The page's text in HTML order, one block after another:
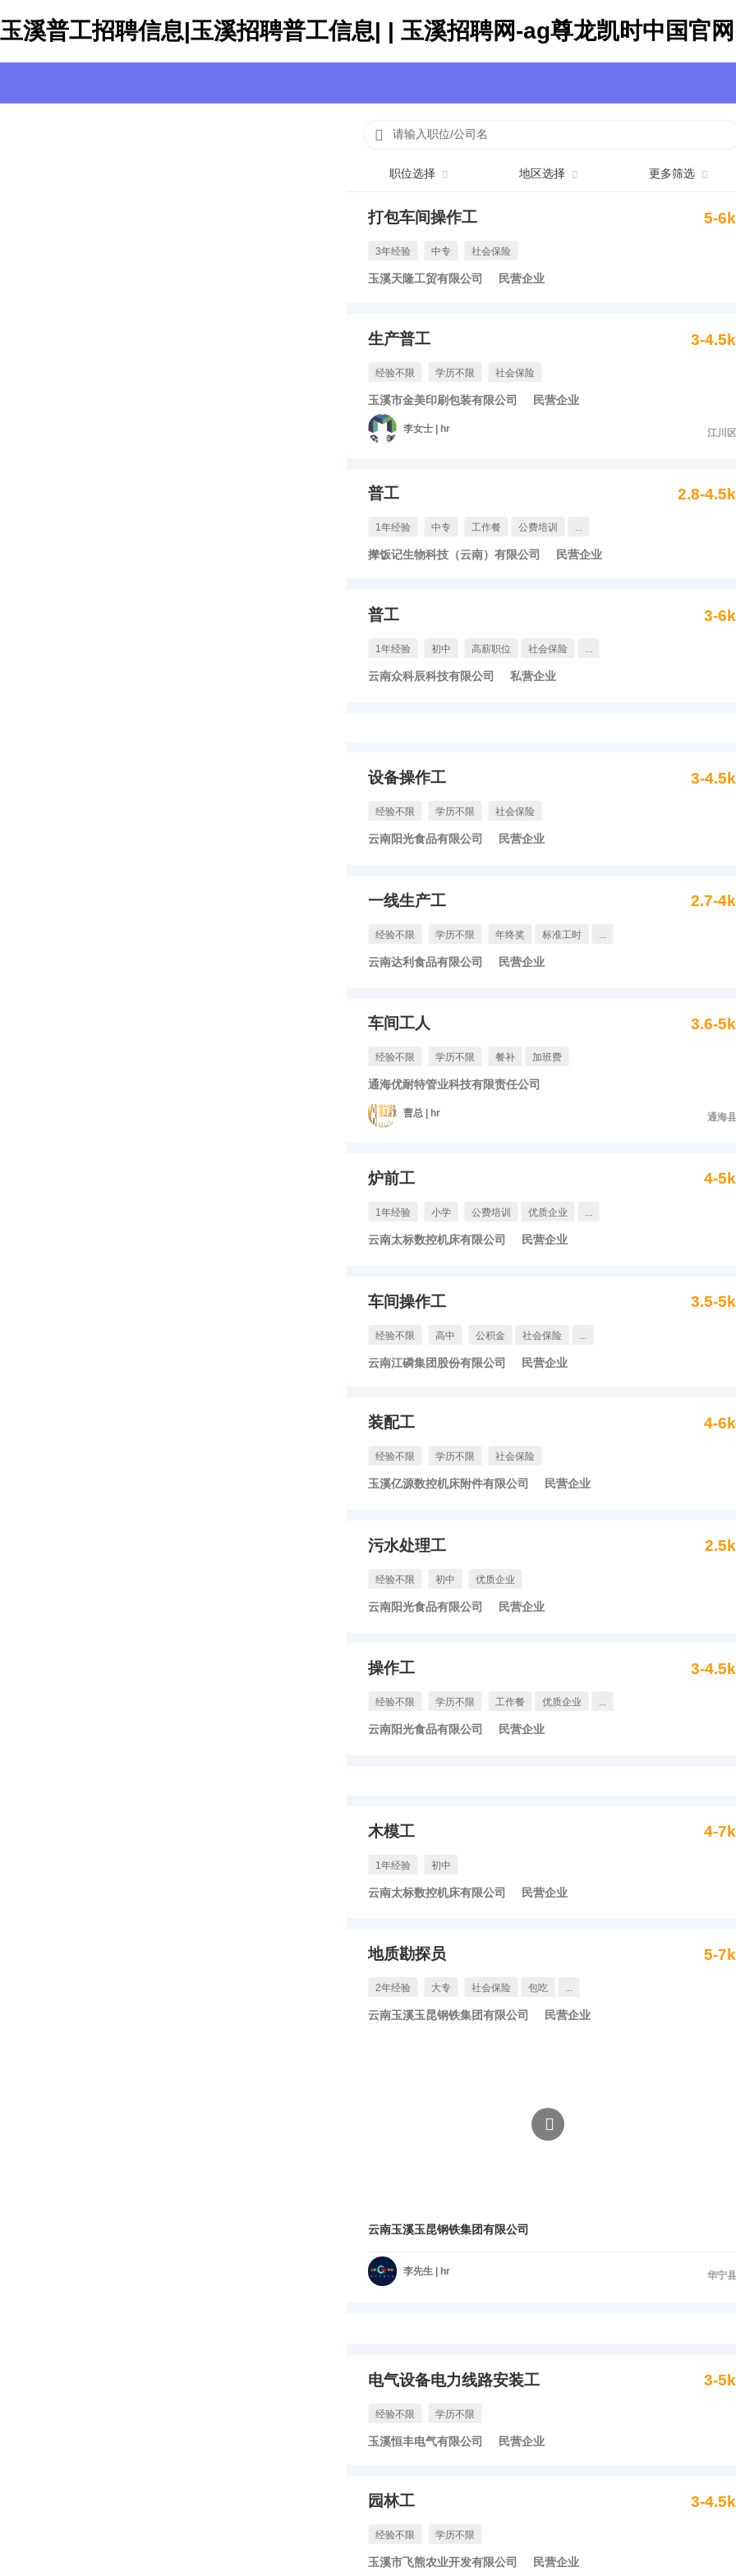
玉溪普工招聘信息|玉溪招聘普工信息| | 玉溪招聘网-ag尊龙凯时中国官网
请输入职位/公司名
职位选择 地区选择 更多筛选
打包车间操作工 5-6k
3年经验 中专 社会保险
玉溪天隆工贸有限公司 民营企业
生产普工 3-4.5k
经验不限 学历不限 社会保险
玉溪市金美印刷包装有限公司 民营企业
李女士 | hr 江川区
普工 2.8-4.5k
1年经验 中专 工作餐 公费培训 ...
撵饭记生物科技（云南）有限公司 民营企业
普工 3-6k
1年经验 初中 高薪职位 社会保险 ...
云南众科辰科技有限公司 私营企业
设备操作工 3-4.5k
经验不限 学历不限 社会保险
云南阳光食品有限公司 民营企业
一线生产工 2.7-4k
经验不限 学历不限 年终奖 标准工时 ...
云南达利食品有限公司 民营企业
车间工人 3.6-5k
经验不限 学历不限 餐补 加班费
通海优耐特管业科技有限责任公司
曹总 | hr 通海县
炉前工 4-5k
1年经验 小学 公费培训 优质企业 ...
云南太标数控机床有限公司 民营企业
车间操作工 3.5-5k
经验不限 高中 公积金 社会保险
云南江磷集团股份有限公司 民营企业
装配工 4-6k
经验不限 学历不限 社会保险
玉溪亿源数控机床附件有限公司 民营企业
污水处理工 2.5k
经验不限 初中 优质企业
云南阳光食品有限公司 民营企业
操作工 3-4.5k
经验不限 学历不限 工作餐 优质企业 ...
云南阳光食品有限公司 民营企业
木模工 4-7k
1年经验 初中
云南太标数控机床有限公司 民营企业
地质勘探员 5-7k
2年经验 大专 社会保险 包吃 ...
云南玉溪玉昆钢铁集团有限公司 民营企业
云南玉溪玉昆钢铁集团有限公司
李先生 | hr 华宁县
电气设备电力线路安装工 3-5k
经验不限 学历不限
玉溪恒丰电气有限公司 民营企业
园林工 3-4.5k
经验不限 学历不限
玉溪市飞熊农业开发有限公司 民营企业